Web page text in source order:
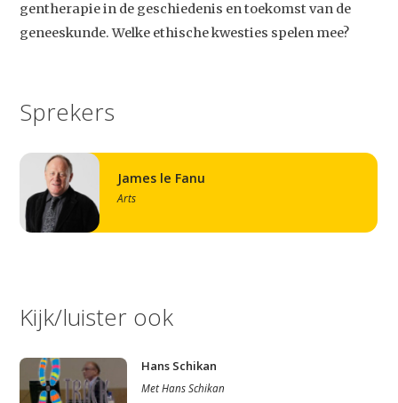
gentherapie in de geschiedenis en toekomst van de
geneeskunde. Welke ethische kwesties spelen mee?
Sprekers
James le Fanu
Arts
Kijk/luister ook
Hans Schikan
MetHans Schikan